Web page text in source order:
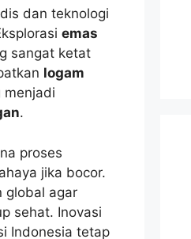
dan teknologi
emas
sangat ketat
logam
menjadi
.
proses
jika bocor.
global agar
sehat. Inovasi
Indonesia tetap